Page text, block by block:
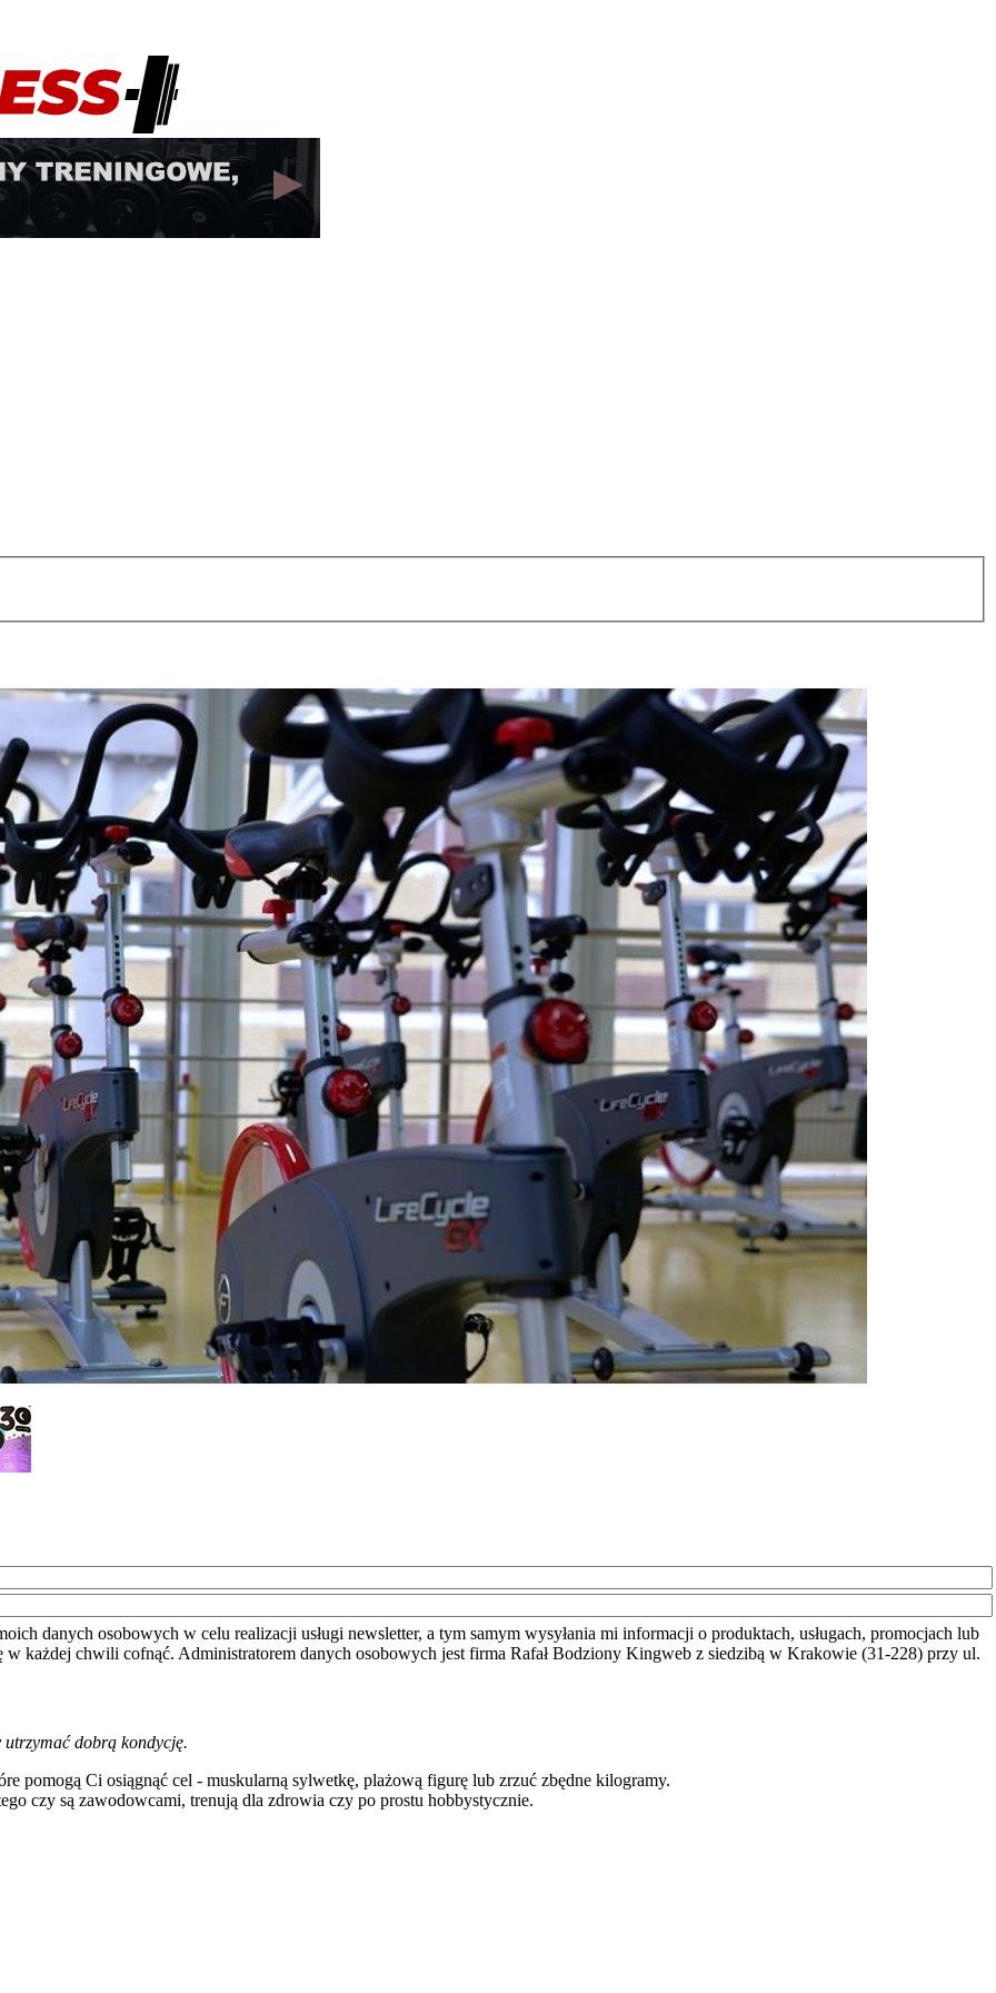
danych osobowych w celu realizacji usługi newsletter, a tym samym wysyłania mi informacji o produktach, usługach, promocjach lub
w każdej chwili cofnąć. Administratorem danych osobowych jest firma Rafał Bodziony Kingweb z siedzibą w Krakowie (31-228) przy ul.
dobrą kondycję.
pomogą Ci osiągnąć cel - muskularną sylwetkę, plażową figurę lub zrzuć zbędne kilogramy.
czy są zawodowcami, trenują dla zdrowia czy po prostu hobbystycznie.